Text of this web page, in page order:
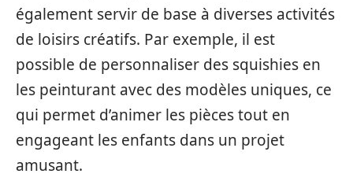
également servir de base à diverses activités
de loisirs créatifs. Par exemple, il est
possible de personnaliser des squishies en
les peinturant avec des modèles uniques, ce
qui permet d’animer les pièces tout en
engageant les enfants dans un projet
amusant.